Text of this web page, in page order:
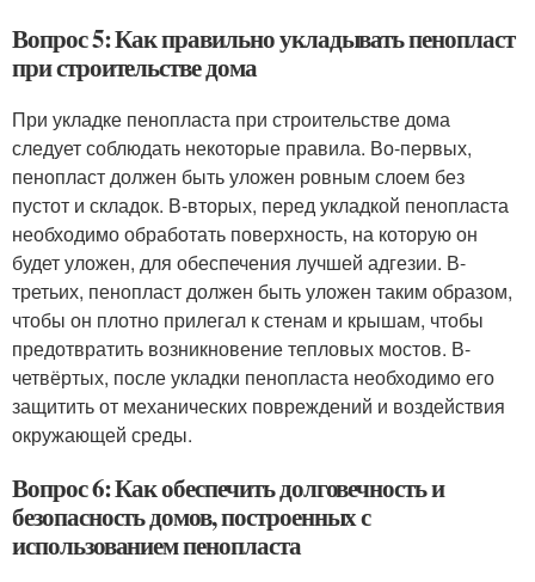
Вопрос 5: Как правильно укладывать пенопласт
при строительстве дома
При укладке пенопласта при строительстве дома
следует соблюдать некоторые правила. Во-первых,
пенопласт должен быть уложен ровным слоем без
пустот и складок. В-вторых, перед укладкой пенопласта
необходимо обработать поверхность, на которую он
будет уложен, для обеспечения лучшей адгезии. В-
третьих, пенопласт должен быть уложен таким образом,
чтобы он плотно прилегал к стенам и крышам, чтобы
предотвратить возникновение тепловых мостов. В-
четвёртых, после укладки пенопласта необходимо его
защитить от механических повреждений и воздействия
окружающей среды.
Вопрос 6: Как обеспечить долговечность и
безопасность домов, построенных с
использованием пенопласта